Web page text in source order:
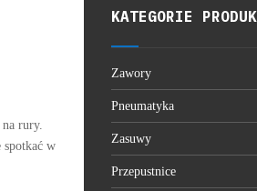
rury.
spotkać w
KATEGORIE
Zawory
Pneumatyka
Zasuwy
Przepustnice